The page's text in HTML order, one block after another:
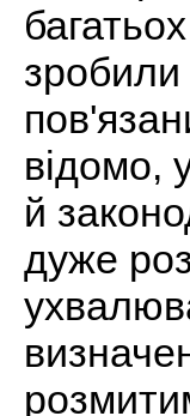
зробили
відомо,
й
дуже